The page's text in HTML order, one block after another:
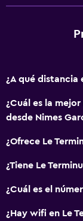
¿A qué distancia
¿Cuál es la
desde Nimes
¿Ofrece Le
¿Tiene Le
¿Cuál es el
¿Hay wifi en Le